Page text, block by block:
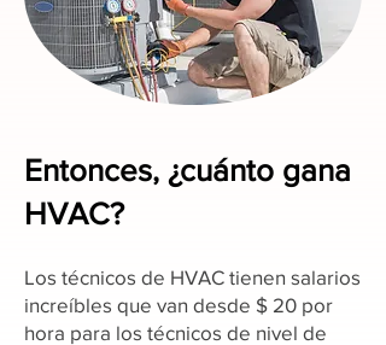
Entonces, ¿cuánto gana
HVAC?
Los técnicos de HVAC tienen salarios
increíbles que van desde $ 20 por
hora para los técnicos de nivel de